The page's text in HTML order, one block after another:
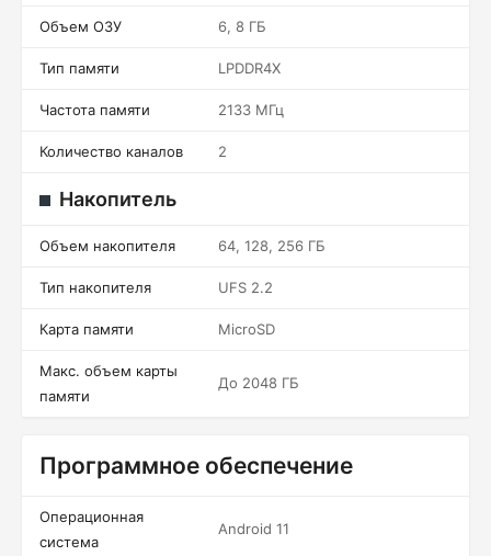
Объем ОЗУ 6, 8 ГБ
Тип памяти LPDDR4X
Частота памяти 2133 МГц
Количество каналов 2
Накопитель
Объем накопителя 64, 128, 256 ГБ
Тип накопителя UFS 2.2
Карта памяти MicroSD
Макс. объем карты
памяти
До 2048 ГБ
Программное обеспечение
Операционная
система
Android 11